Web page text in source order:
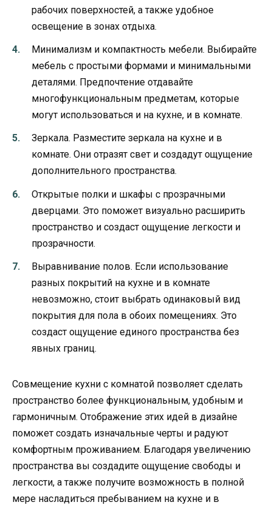
рабочих поверхностей, а также удобное
освещение в зонах отдыха.
Минимализм и компактность мебели. Выбирайте
мебель с простыми формами и минимальными
деталями. Предпочтение отдавайте
многофункциональным предметам, которые
могут использоваться и на кухне, и в комнате.
Зеркала. Разместите зеркала на кухне и в
комнате. Они отразят свет и создадут ощущение
дополнительного пространства.
Открытые полки и шкафы с прозрачными
дверцами. Это поможет визуально расширить
пространство и создаст ощущение легкости и
прозрачности.
Выравнивание полов. Если использование
разных покрытий на кухне и в комнате
невозможно, стоит выбрать одинаковый вид
покрытия для пола в обоих помещениях. Это
создаст ощущение единого пространства без
явных границ.
Совмещение кухни с комнатой позволяет сделать
пространство более функциональным, удобным и
гармоничным. Отображение этих идей в дизайне
поможет создать изначальные черты и радуют
комфортным проживанием. Благодаря увеличению
пространства вы создадите ощущение свободы и
легкости, а также получите возможность в полной
мере насладиться пребыванием на кухне и в